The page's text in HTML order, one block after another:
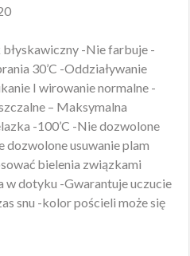
błyskawiczny -Nie farbuje -
30’C -Oddziaływanie
I wirowanie normalne -
– Maksymalna
-100’C -Nie dozwolone
dozwolone usuwanie plam
bielenia związkami
w dotyku -Gwarantuje uczucie
snu -kolor pościeli może się